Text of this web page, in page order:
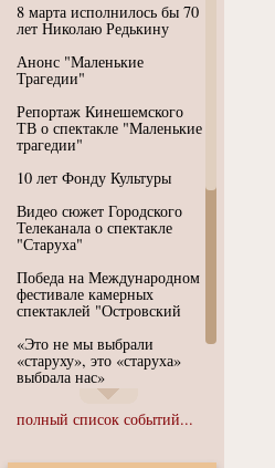
8 марта исполнилось бы 70
лет Николаю Редькину
Анонс "Маленькие
Трагедии"
Репортаж Кинешемского
ТВ о спектакле "Маленькие
трагедии"
10 лет Фонду Культуры
Видео сюжет Городского
Телеканала о спектакле
"Старуха"
Победа на Международном
фестивале камерных
спектаклей "Островский
«Это не мы выбрали
«старуху», это «старуха»
выбрала нас»
Иммерсивный спектакль
"Язык чистого полета
полный список событий...